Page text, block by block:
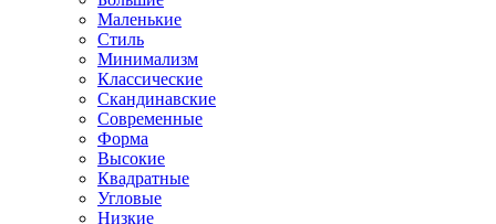
Маленькие
Стиль
Минимализм
Классические
Скандинавские
Современные
Форма
Высокие
Квадратные
Угловые
Низкие